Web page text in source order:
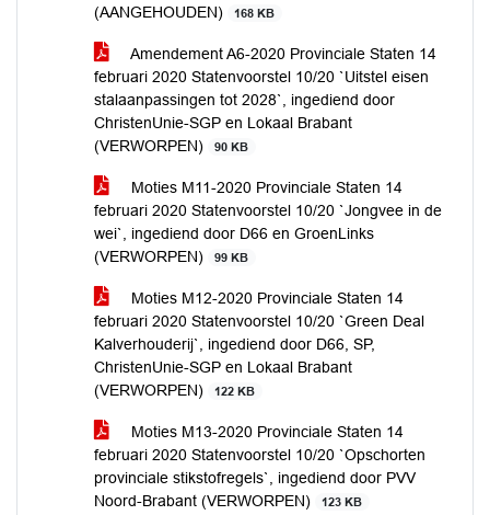
(AANGEHOUDEN)
168 KB
Amendement A6-2020 Provinciale Staten 14
februari 2020 Statenvoorstel 10/20 `Uitstel eisen
stalaanpassingen tot 2028`, ingediend door
ChristenUnie-SGP en Lokaal Brabant
(VERWORPEN)
90 KB
Moties M11-2020 Provinciale Staten 14
februari 2020 Statenvoorstel 10/20 `Jongvee in de
wei`, ingediend door D66 en GroenLinks
(VERWORPEN)
99 KB
Moties M12-2020 Provinciale Staten 14
februari 2020 Statenvoorstel 10/20 `Green Deal
Kalverhouderij`, ingediend door D66, SP,
ChristenUnie-SGP en Lokaal Brabant
(VERWORPEN)
122 KB
Moties M13-2020 Provinciale Staten 14
februari 2020 Statenvoorstel 10/20 `Opschorten
provinciale stikstofregels`, ingediend door PVV
Noord-Brabant (VERWORPEN)
123 KB